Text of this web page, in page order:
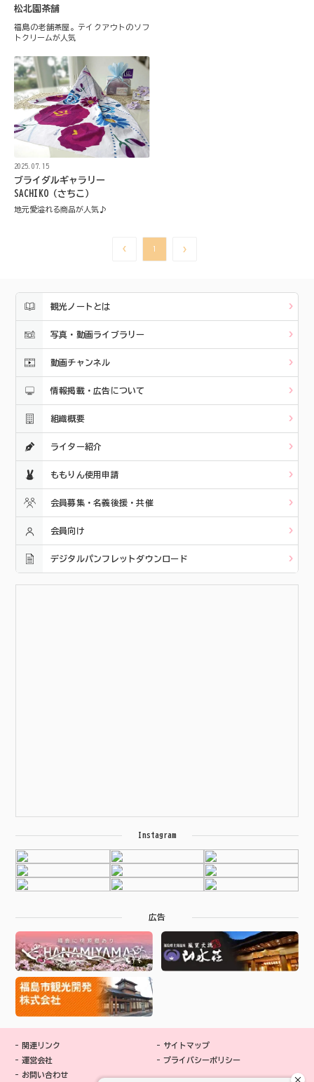
松北園茶舗
福島の老舗茶屋。テイクアウトのソフ
トクリームが人気
2025.07.15
ブライダルギャラリー
SACHIKO（さちこ）
地元愛溢れる商品が人気♪
1
観光ノートとは
写真・動画ライブラリー
動画チャンネル
情報掲載・広告について
組織概要
ライター紹介
ももりん使用申請
会員募集・名義後援・共催
会員向け
デジタルパンフレットダウンロード
Instagram
広告
関連リンク
運営会社
お問い合わせ
サイトマップ
プライバシーポリシー